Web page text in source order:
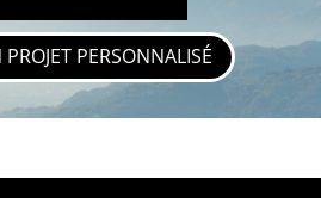
PERSONNALISÉ